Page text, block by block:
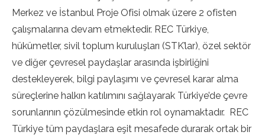
Merkez ve İstanbul Proje Ofisi olmak üzere 2 ofisten
çalışmalarına devam etmektedir. REC Türkiye,
hükümetler, sivil toplum kuruluşları (STK’lar), özel sektör
ve diğer çevresel paydaşlar arasında işbirliğini
destekleyerek, bilgi paylaşımı ve çevresel karar alma
süreçlerine halkın katılımını sağlayarak Türkiye’de çevre
sorunlarının çözülmesinde etkin rol oynamaktadır. REC
Türkiye tüm paydaşlara eşit mesafede durarak ortak bir